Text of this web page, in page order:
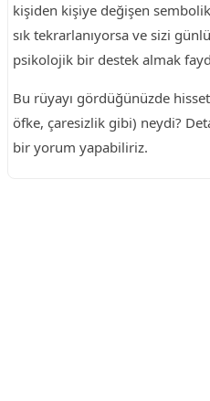
kişiden kişiye değişen
sık tekrarlanıyorsa ve sizi
psikolojik bir destek almak
Bu rüyayı gördüğünüzde
öfke, çaresizlik gibi) neydi?
bir yorum yapabiliriz.